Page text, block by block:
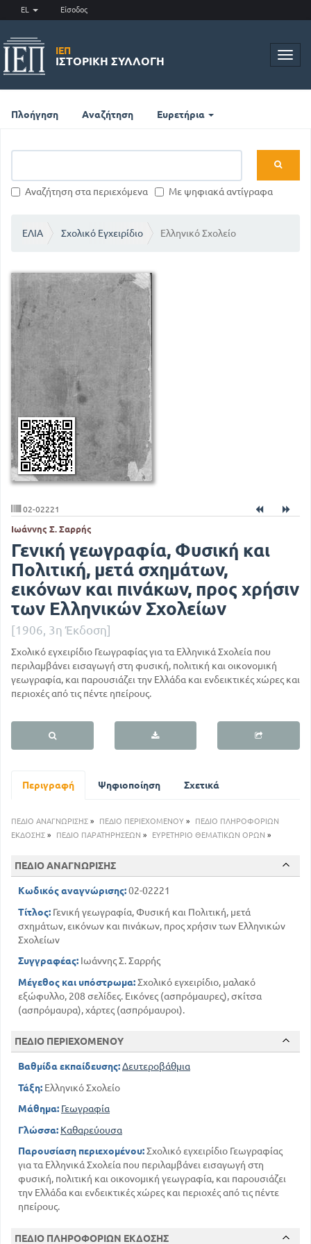
EL Είσοδος
ΙΕΠ
ΙΣΤΟΡΙΚΉ ΣΥΛΛΟΓΉ
Πλοήγηση Αναζήτηση Ευρετήρια
Αναζήτηση στα περιεχόμενα Με ψηφιακά αντίγραφα
ΕΛΙΑ Σχολικό Εγχειρίδιο Ελληνικό Σχολείο
02-02221
Ιωάννης Σ. Σαρρής
Γενική γεωγραφία, Φυσική και
Πολιτική, μετά σχημάτων,
εικόνων και πινάκων, προς χρήσιν
των Ελληνικών Σχολείων
[1906, 3η Έκδοση]
Σχολικό εγχειρίδιο Γεωγραφίας για τα Ελληνικά Σχολεία που
περιλαμβάνει εισαγωγή στη φυσική, πολιτική και οικονομική
γεωγραφία, και παρουσιάζει την Ελλάδα και ενδεικτικές χώρες και
περιοχές από τις πέντε ηπείρους.
Περιγραφή Ψηφιοποίηση Σχετικά
ΠΕΔΙΟ ΑΝΑΓΝΩΡΙΣΗΣ » ΠΕΔΙΟ ΠΕΡΙΕΧΟΜΕΝΟΥ »
ΠΕΔΙΟ ΠΛΗΡΟΦΟΡΙΩΝ
ΕΚΔΟΣΗΣ » ΠΕΔΙΟ ΠΑΡΑΤΗΡΗΣΕΩΝ » ΕΥΡΕΤΗΡΙΟ ΘΕΜΑΤΙΚΩΝ ΟΡΩΝ »
ΠΕΔΙΟ ΑΝΑΓΝΩΡΙΣΗΣ
Κωδικός αναγνώρισης:02-02221
Τίτλος: Γενική γεωγραφία, Φυσική και Πολιτική, μετά
σχημάτων, εικόνων και πινάκων, προς χρήσιν των Ελληνικών
Σχολείων
Συγγραφέας: Ιωάννης Σ. Σαρρής
Μέγεθος και υπόστρωμα:Σχολικό εγχειρίδιο, μαλακό
εξώφυλλο, 208 σελίδες. Εικόνες (ασπρόμαυρες), σκίτσα
(ασπρόμαυρα), χάρτες (ασπρόμαυροι).
ΠΕΔΙΟ ΠΕΡΙΕΧΟΜΕΝΟΥ
Βαθμίδα εκπαίδευσης:Δευτεροβάθμια
Τάξη: Ελληνικό Σχολείο
Μάθημα: Γεωγραφία
Γλώσσα: Καθαρεύουσα
Παρουσίαση περιεχομένου:Σχολικό εγχειρίδιο Γεωγραφίας
για τα Ελληνικά Σχολεία που περιλαμβάνει εισαγωγή στη
φυσική, πολιτική και οικονομική γεωγραφία, και παρουσιάζει
την Ελλάδα και ενδεικτικές χώρες και περιοχές από τις πέντε
ηπείρους.
ΠΕΔΙΟ ΠΛΗΡΟΦΟΡΙΩΝ ΕΚΔΟΣΗΣ